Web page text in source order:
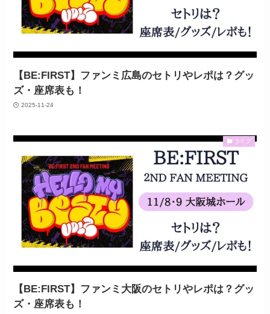
【BE:FIRST】ファンミ広島のセトリやレポは？グッ
ズ・座席表も！
2025-11-24
ライブ
【BE:FIRST】ファンミ大阪のセトリやレポは？グッ
ズ・座席表も！